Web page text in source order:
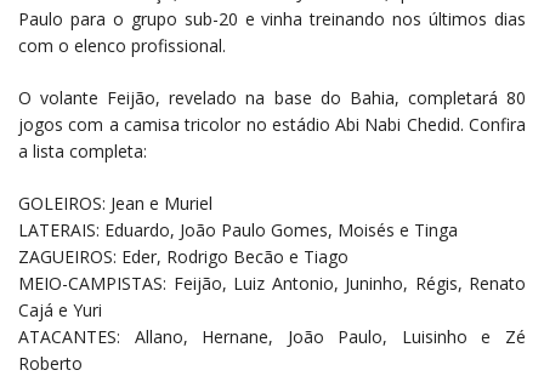
Paulo para o grupo sub-20 e vinha treinando nos últimos dias
com o elenco profissional.
O volante Feijão, revelado na base do Bahia, completará 80
jogos com a camisa tricolor no estádio Abi Nabi Chedid. Confira
a lista completa:
GOLEIROS: Jean e Muriel
LATERAIS: Eduardo, João Paulo Gomes, Moisés e Tinga
ZAGUEIROS: Eder, Rodrigo Becão e Tiago
MEIO-CAMPISTAS: Feijão, Luiz Antonio, Juninho, Régis, Renato
Cajá e Yuri
ATACANTES: Allano, Hernane, João Paulo, Luisinho e Zé
Roberto